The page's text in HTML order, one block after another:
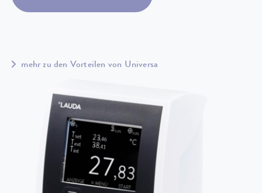
mehr zu den Vorteilen von Universa